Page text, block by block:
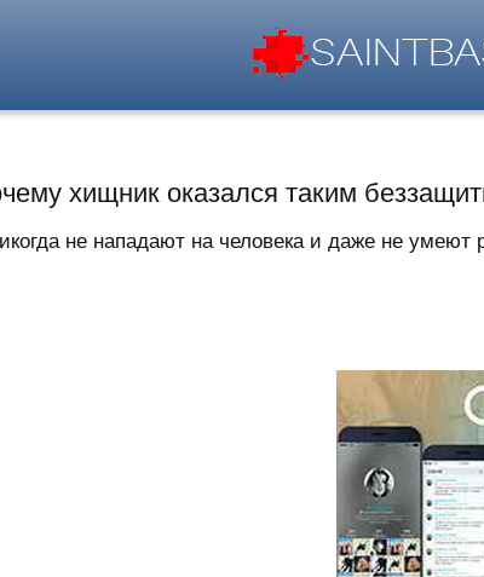
хищник оказался таким
не нападают на человека и даже не умеют